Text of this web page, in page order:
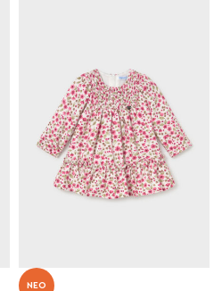
NEO